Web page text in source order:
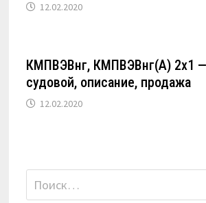
12.02.2020
КМПВЭВнг, КМПВЭВнг(А) 2х1
судовой, описание, продажа
12.02.2020
Найти: